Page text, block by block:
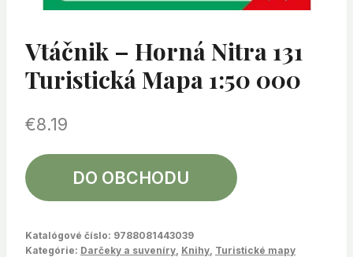
Vtáčnik – Horná Nitra 131
Turistická Mapa 1:50 000
€8.19
DO OBCHODU
Katalógové číslo: 9788081443039
Kategórie: Darčeky a suveníry Knihy Turistické mapy